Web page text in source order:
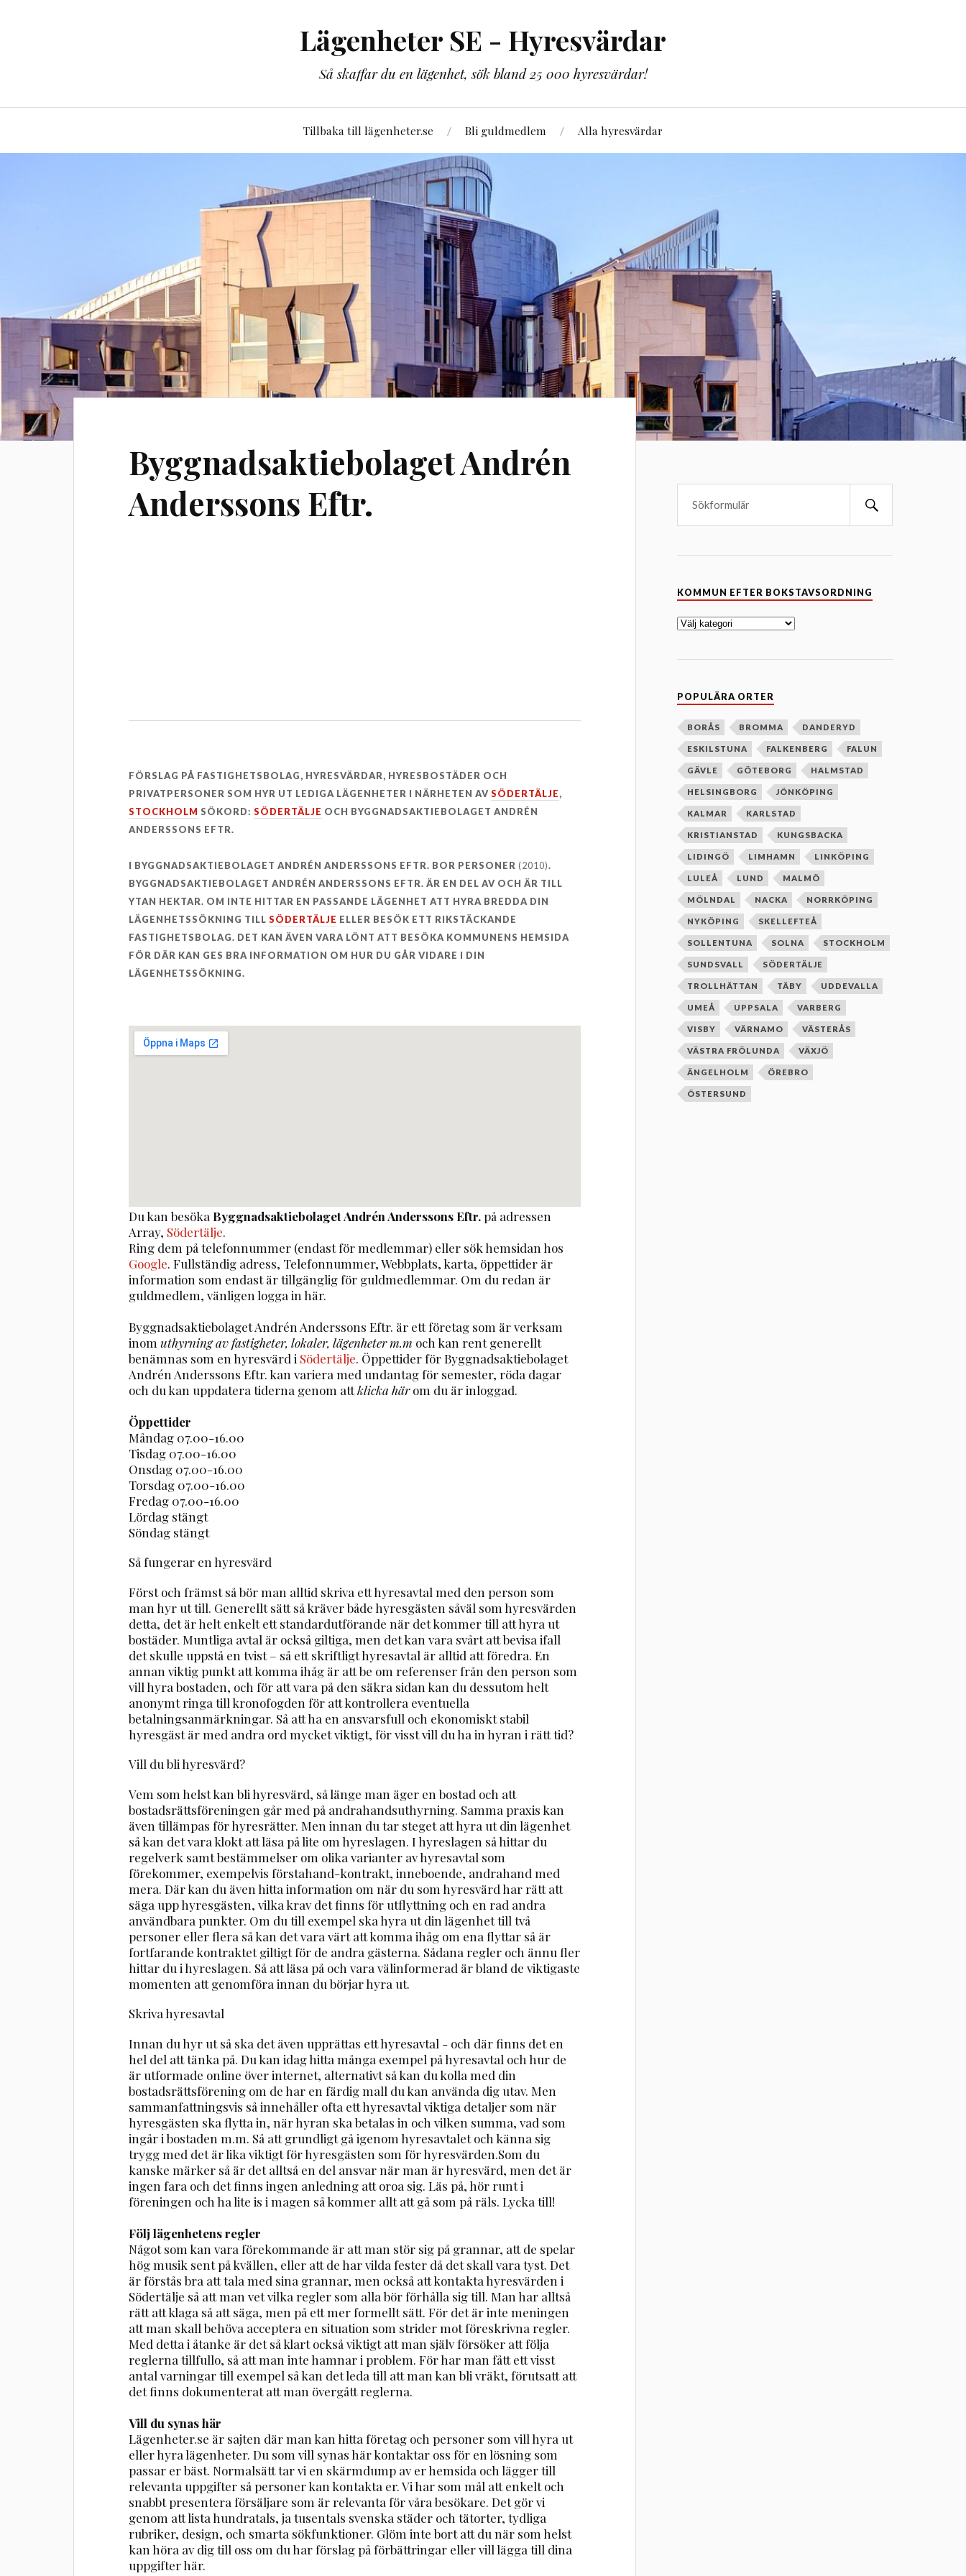
Lägenheter SE - Hyresvärdar
Så skaffar du en lägenhet, sök bland 25 000 hyresvärdar!
Tillbaka till lägenheter.se Bli guldmedlem Alla hyresvärdar
Byggnadsaktiebolaget Andrén
Anderssons Eftr.
FÖRSLAG PÅ FASTIGHETSBOLAG, HYRESVÄRDAR, HYRESBOSTÄDER OCH
PRIVATPERSONER SOM HYR UT LEDIGA LÄGENHETER I NÄRHETEN AVSÖDERTÄLJE,
STOCKHOLM SÖKORD:SÖDERTÄLJE OCH BYGGNADSAKTIEBOLAGET ANDRÉN
ANDERSSONS EFTR.
I BYGGNADSAKTIEBOLAGET ANDRÉN ANDERSSONS EFTR. BOR PERSONER(2010).
BYGGNADSAKTIEBOLAGET ANDRÉN ANDERSSONS EFTR. ÄR EN DEL AV OCH ÄR TILL
YTAN HEKTAR. OM INTE HITTAR EN PASSANDE LÄGENHET ATT HYRA BREDDA DIN
LÄGENHETSSÖKNING TILLSÖDERTÄLJE ELLER BESÖK ETT RIKSTÄCKANDE
FASTIGHETSBOLAG. DET KAN ÄVEN VARA LÖNT ATT BESÖKA KOMMUNENS HEMSIDA
FÖR DÄR KAN GES BRA INFORMATION OM HUR DU GÅR VIDARE I DIN
LÄGENHETSSÖKNING.
Du kan besöka Byggnadsaktiebolaget Andrén Anderssons Eftr.på adressen
Array, Södertälje.
Ring dem på telefonnummer (endast för medlemmar) eller sök hemsidan hos
Google. Fullständig adress, Telefonnummer, Webbplats, karta, öppettider är
information som endast är tillgänglig för guldmedlemmar. Om du redan är
guldmedlem, vänligen logga in här.
Byggnadsaktiebolaget Andrén Anderssons Eftr. är ett företag som är verksam
inomuthyrning av fastigheter, lokaler, lägenheter m.m och kan rent generellt
benämnas som en hyresvärd i Södertälje. Öppettider för Byggnadsaktiebolaget
Andrén Anderssons Eftr. kan variera med undantag för semester, röda dagar
och du kan uppdatera tiderna genom attklicka härom du är inloggad.
Öppettider
Måndag 07.00-16.00
Tisdag 07.00-16.00
Onsdag 07.00-16.00
Torsdag 07.00-16.00
Fredag 07.00-16.00
Lördag stängt
Söndag stängt
Så fungerar en hyresvärd
Först och främst så bör man alltid skriva ett hyresavtal med den person som
man hyr ut till. Generellt sätt så kräver både hyresgästen såväl som hyresvärden
detta, det är helt enkelt ett standardutförande när det kommer till att hyra ut
bostäder. Muntliga avtal är också giltiga, men det kan vara svårt att bevisa ifall
det skulle uppstå en tvist – så ett skriftligt hyresavtal är alltid att föredra. En
annan viktig punkt att komma ihåg är att be om referenser från den person som
vill hyra bostaden, och för att vara på den säkra sidan kan du dessutom helt
anonymt ringa till kronofogden för att kontrollera eventuella
betalningsanmärkningar. Så att ha en ansvarsfull och ekonomiskt stabil
hyresgäst är med andra ord mycket viktigt, för visst vill du ha in hyran i rätt tid?
Vill du bli hyresvärd?
Vem som helst kan bli hyresvärd, så länge man äger en bostad och att
bostadsrättsföreningen går med på andrahandsuthyrning. Samma praxis kan
även tillämpas för hyresrätter. Men innan du tar steget att hyra ut din lägenhet
så kan det vara klokt att läsa på lite om hyreslagen. I hyreslagen så hittar du
regelverk samt bestämmelser om olika varianter av hyresavtal som
förekommer, exempelvis förstahand-kontrakt, inneboende, andrahand med
mera. Där kan du även hitta information om när du som hyresvärd har rätt att
säga upp hyresgästen, vilka krav det finns för utflyttning och en rad andra
användbara punkter. Om du till exempel ska hyra ut din lägenhet till två
personer eller flera så kan det vara värt att komma ihåg om ena flyttar så är
fortfarande kontraktet giltigt för de andra gästerna. Sådana regler och ännu fler
hittar du i hyreslagen. Så att läsa på och vara välinformerad är bland de viktigaste
momenten att genomföra innan du börjar hyra ut.
Skriva hyresavtal
Innan du hyr ut så ska det även upprättas ett hyresavtal - och där finns det en
hel del att tänka på. Du kan idag hitta många exempel på hyresavtal och hur de
är utformade online över internet, alternativt så kan du kolla med din
bostadsrättsförening om de har en färdig mall du kan använda dig utav. Men
sammanfattningsvis så innehåller ofta ett hyresavtal viktiga detaljer som när
hyresgästen ska flytta in, när hyran ska betalas in och vilken summa, vad som
ingår i bostaden m.m. Så att grundligt gå igenom hyresavtalet och känna sig
trygg med det är lika viktigt för hyresgästen som för hyresvärden.Som du
kanske märker så är det alltså en del ansvar när man är hyresvärd, men det är
ingen fara och det finns ingen anledning att oroa sig. Läs på, hör runt i
föreningen och ha lite is i magen så kommer allt att gå som på räls. Lycka till!
Följ lägenhetens regler
Något som kan vara förekommande är att man stör sig på grannar, att de spelar
hög musik sent på kvällen, eller att de har vilda fester då det skall vara tyst. Det
är förstås bra att tala med sina grannar, men också att kontakta hyresvärden i
Södertälje så att man vet vilka regler som alla bör förhålla sig till. Man har alltså
rätt att klaga så att säga, men på ett mer formellt sätt. För det är inte meningen
att man skall behöva acceptera en situation som strider mot föreskrivna regler.
Med detta i åtanke är det så klart också viktigt att man själv försöker att följa
reglerna tillfullo, så att man inte hamnar i problem. För har man fått ett visst
antal varningar till exempel så kan det leda till att man kan bli vräkt, förutsatt att
det finns dokumenterat att man övergått reglerna.
Vill du synas här
Lägenheter.se är sajten där man kan hitta företag och personer som vill hyra ut
eller hyra lägenheter. Du som vill synas här kontaktar oss för en lösning som
passar er bäst. Normalsätt tar vi en skärmdump av er hemsida och lägger till
relevanta uppgifter så personer kan kontakta er. Vi har som mål att enkelt och
snabbt presentera försäljare som är relevanta för våra besökare. Det gör vi
genom att lista hundratals, ja tusentals svenska städer och tätorter, tydliga
rubriker, design, och smarta sökfunktioner. Glöm inte bort att du när som helst
kan höra av dig till oss om du har förslag på förbättringar eller vill lägga till dina
uppgifter här.
KOMMUN EFTER BOKSTAVSORDNING
e
k
s
n
POPULÄRA ORTER
BORÅS BROMMA DANDERYD
ESKILSTUNA FALKENBERG FALUN
GÄVLE GÖTEBORG HALMSTAD
HELSINGBORG JÖNKÖPING
KALMAR KARLSTAD
KRISTIANSTAD KUNGSBACKA
LIDINGÖ LIMHAMN LINKÖPING
LULEÅ LUND MALMÖ
MÖLNDAL NACKA NORRKÖPING
NYKÖPING SKELLEFTEÅ
SOLLENTUNA SOLNA STOCKHOLM
SUNDSVALL SÖDERTÄLJE
TROLLHÄTTAN TÄBY UDDEVALLA
UMEÅ UPPSALA VARBERG
VISBY VÄRNAMO VÄSTERÅS
VÄSTRA FRÖLUNDA VÄXJÖ
ÄNGELHOLM ÖREBRO
ÖSTERSUND